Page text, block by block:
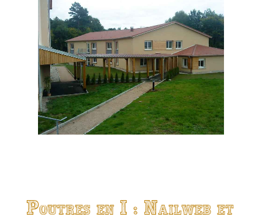
Poutres en I : Nailweb et